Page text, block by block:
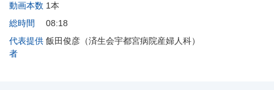
動画本数 1本
総時間
08:18
代表提供
者
飯田俊彦（済生会宇都宮病院産婦人科）